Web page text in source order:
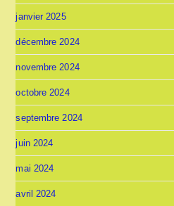
janvier 2025
décembre 2024
novembre 2024
octobre 2024
septembre 2024
juin 2024
mai 2024
avril 2024